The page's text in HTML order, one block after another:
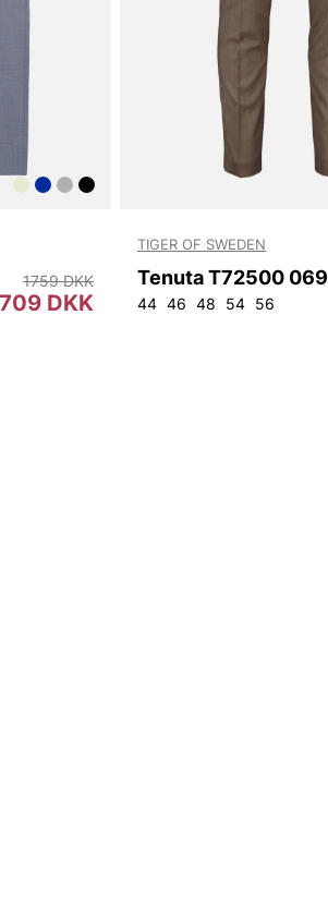
709 DKK
1759 DKK
TIGER OF SWEDEN
Tenuta T72500 069
44 46 48 54 56